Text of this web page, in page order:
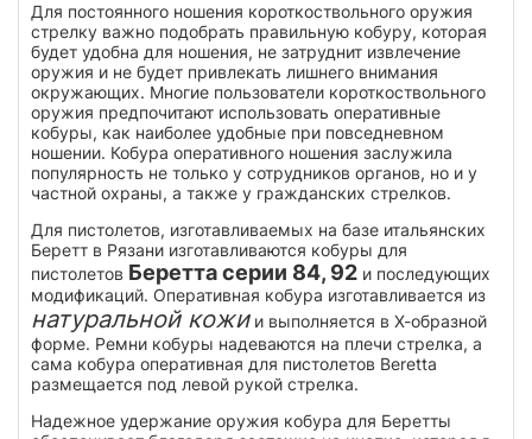
Для постоянного ношения короткоствольного оружия
стрелку важно подобрать правильную кобуру, которая
будет удобна для ношения, не затруднит извлечение
оружия и не будет привлекать лишнего внимания
окружающих. Многие пользователи короткоствольного
оружия предпочитают использовать оперативные
кобуры, как наиболее удобные при повседневном
ношении. Кобура оперативного ношения заслужила
популярность не только у сотрудников органов, но и у
частной охраны, а также у гражданских стрелков.
Для пистолетов, изготавливаемых на базе итальянских
Беретт в Рязани изготавливаются кобуры для
пистолетов Беретта серии 84, 92 и последующих
модификаций. Оперативная кобура изготавливается из
натуральной кожии выполняется в Х-образной
форме. Ремни кобуры надеваются на плечи стрелка, а
сама кобура оперативная для пистолетов Beretta
размещается под левой рукой стрелка.
Надежное удержание оружия кобура для Беретты